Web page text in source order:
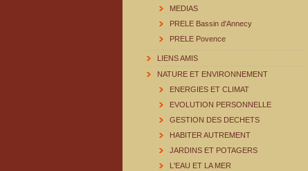
MEDIAS
PRELE Bassin d'Annecy
PRELE Povence
LIENS AMIS
NATURE ET ENVIRONNEMENT
ENERGIES ET CLIMAT
EVOLUTION PERSONNELLE
GESTION DES DECHETS
HABITER AUTREMENT
JARDINS ET POTAGERS
L'EAU ET LA MER